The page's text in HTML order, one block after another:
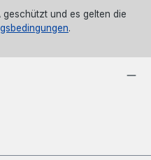
geschützt und es gelten die
.